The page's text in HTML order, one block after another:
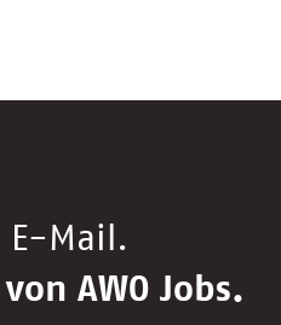
E-Mail.
AWO Jobs.